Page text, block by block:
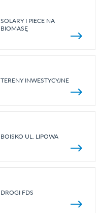
SOLARY I PIECE NA
BIOMASĘ
TERENY INWESTYCYJNE
BOISKO UL. LIPOWA
DROGI FDS